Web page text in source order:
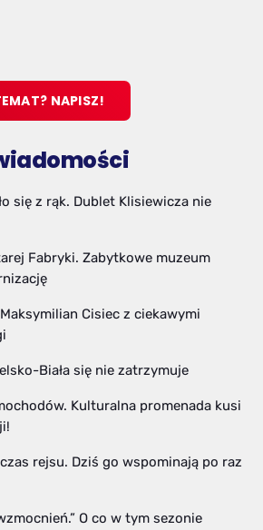
NAPISZ!
się z rąk. Dublet Klisiewicza nie
Fabryki. Zabytkowe muzeum
Cisiec z ciekawymi
Biała się nie zatrzymuje
Kulturalna promenada kusi
rejsu. Dziś go wspominają po raz
O co w tym sezonie